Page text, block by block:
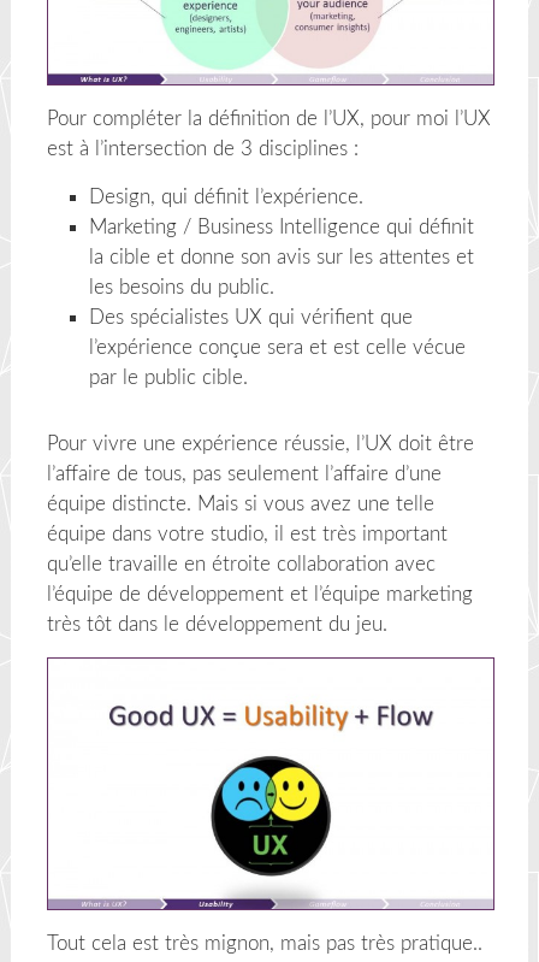
Pour compléter la définition de l’UX, pour moi l’UX
est à l’intersection de 3 disciplines :
Design, qui définit l’expérience.
Marketing / Business Intelligence qui définit
la cible et donne son avis sur les attentes et
les besoins du public.
Des spécialistes UX qui vérifient que
l’expérience conçue sera et est celle vécue
par le public cible.
Pour vivre une expérience réussie, l’UX doit être
l’affaire de tous, pas seulement l’affaire d’une
équipe distincte. Mais si vous avez une telle
équipe dans votre studio, il est très important
qu’elle travaille en étroite collaboration avec
l’équipe de développement et l’équipe marketing
très tôt dans le développement du jeu.
Tout cela est très mignon, mais pas très pratique..